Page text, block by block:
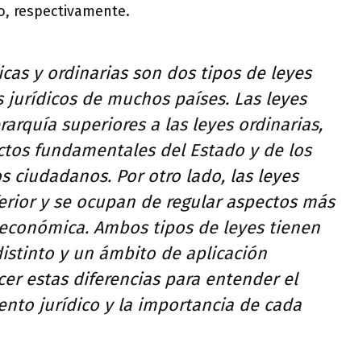
respectivamente.
y ordinarias son dos tipos de leyes
de muchos países. Las leyes
superiores a las leyes ordinarias,
fundamentales del Estado y de los
ciudadanos. Por otro lado, las leyes
y se ocupan de regular aspectos más
Ambos tipos de leyes tienen
y un ámbito de aplicación
estas diferencias para entender el
jurídico y la importancia de cada